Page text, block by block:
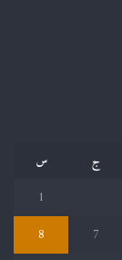
ج
س
1
7
8